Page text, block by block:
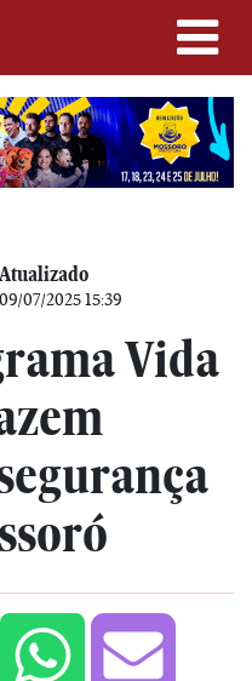
Atualizado
09/07/2025 15:39
Vida